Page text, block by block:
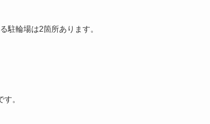
駐輪場は2箇所あります。
。